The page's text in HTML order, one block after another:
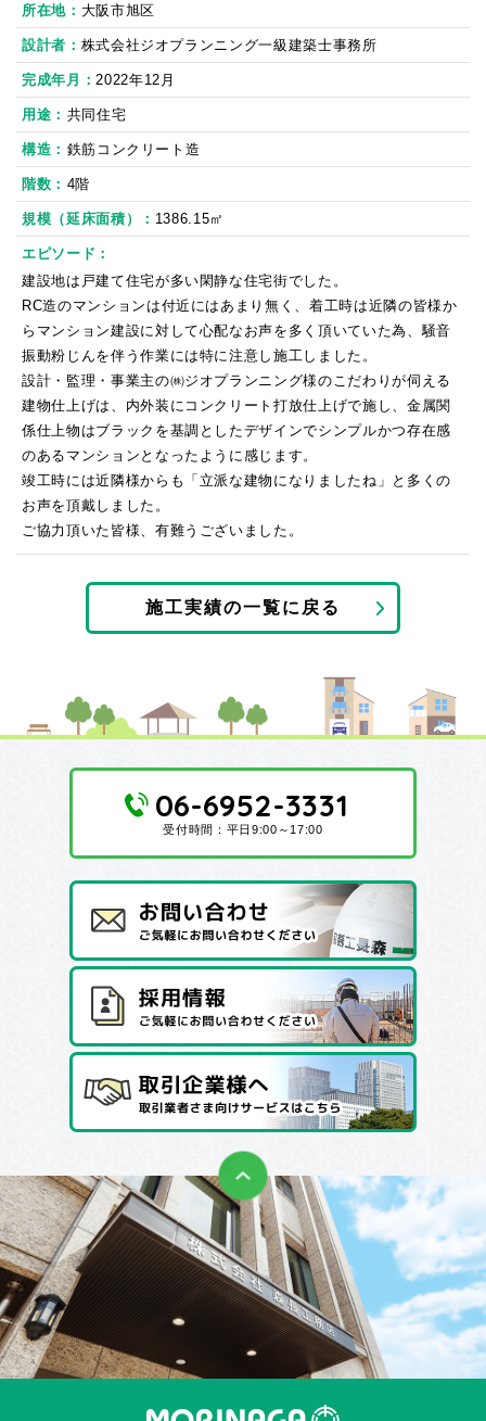
所在地 大阪市旭区
設計者 株式会社ジオプランニング一級建築士事務所
完成年月 2022年12月
用途 共同住宅
構造 鉄筋コンクリート造
階数 4階
規模（延床面積） 1386.15㎡
エピソード
建設地は戸建て住宅が多い閑静な住宅街でした。
RC造のマンションは付近にはあまり無く、着工時は近隣の皆様か
らマンション建設に対して心配なお声を多く頂いていた為、騒音
振動粉じんを伴う作業には特に注意し施工しました。
設計・監理・事業主の㈱ジオプランニング様のこだわりが伺える
建物仕上げは、内外装にコンクリート打放仕上げで施し、金属関
係仕上物はブラックを基調としたデザインでシンプルかつ存在感
のあるマンションとなったように感じます。
竣工時には近隣様からも「立派な建物になりましたね」と多くの
お声を頂戴しました。
ご協力頂いた皆様、有難うございました。
施工実績の一覧に戻る
06-6952-3331
受付時間：平日9:00～17:00